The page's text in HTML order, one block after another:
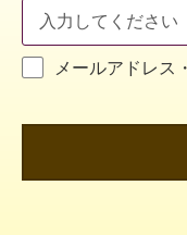
メールアドレス